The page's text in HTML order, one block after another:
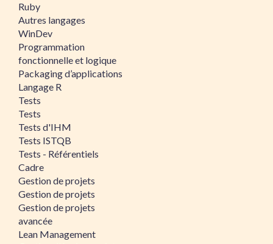
Ruby
Autres langages
WinDev
Programmation
fonctionnelle et logique
Packaging d’applications
Langage R
Tests
Tests
Tests d'IHM
Tests ISTQB
Tests - Référentiels
Cadre
Gestion de projets
Gestion de projets
Gestion de projets
avancée
Lean Management